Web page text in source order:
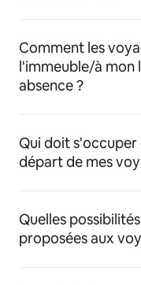
Comment les
l'immeuble/à mon
absence ?
Qui doit s'occuper
départ de mes
Quelles
proposées aux